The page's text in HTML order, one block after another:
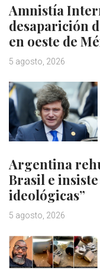
Amnistía
desaparición
en oeste de
5 agosto, 2026
Argentina
Brasil e
ideológicas”
5 agosto, 2026